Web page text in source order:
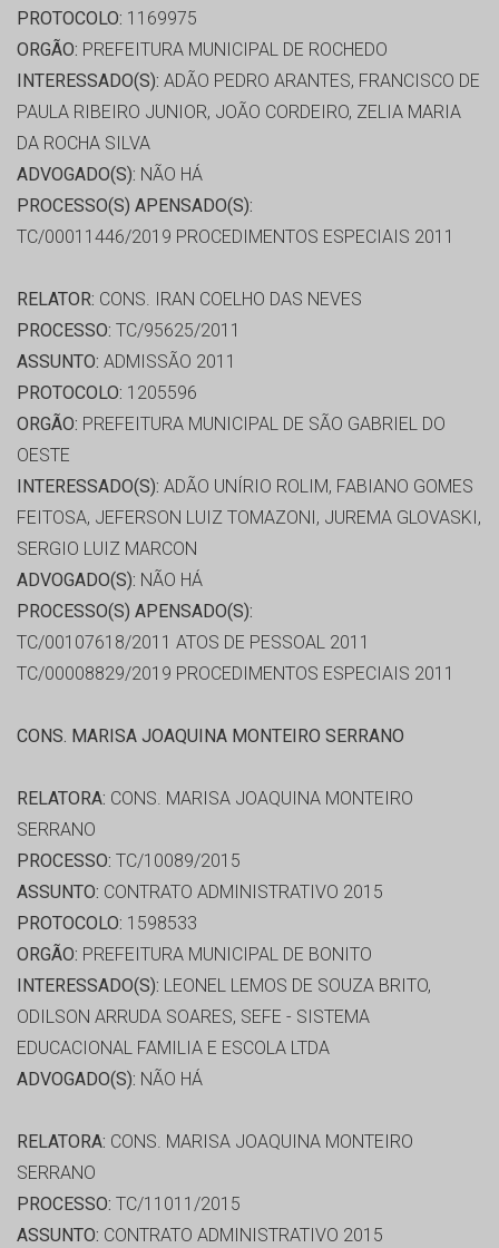
PROTOCOLO: 1169975
ORGÃO: PREFEITURA MUNICIPAL DE ROCHEDO
INTERESSADO(S): ADÃO PEDRO ARANTES, FRANCISCO DE
PAULA RIBEIRO JUNIOR, JOÃO CORDEIRO, ZELIA MARIA
DA ROCHA SILVA
ADVOGADO(S): NÃO HÁ
PROCESSO(S) APENSADO(S):
TC/00011446/2019 PROCEDIMENTOS ESPECIAIS 2011
RELATOR: CONS. IRAN COELHO DAS NEVES
PROCESSO: TC/95625/2011
ASSUNTO: ADMISSÃO 2011
PROTOCOLO: 1205596
ORGÃO: PREFEITURA MUNICIPAL DE SÃO GABRIEL DO
OESTE
INTERESSADO(S): ADÃO UNÍRIO ROLIM, FABIANO GOMES
FEITOSA, JEFERSON LUIZ TOMAZONI, JUREMA GLOVASKI,
SERGIO LUIZ MARCON
ADVOGADO(S): NÃO HÁ
PROCESSO(S) APENSADO(S):
TC/00107618/2011 ATOS DE PESSOAL 2011
TC/00008829/2019 PROCEDIMENTOS ESPECIAIS 2011
CONS. MARISA JOAQUINA MONTEIRO SERRANO
RELATORA: CONS. MARISA JOAQUINA MONTEIRO
SERRANO
PROCESSO: TC/10089/2015
ASSUNTO: CONTRATO ADMINISTRATIVO 2015
PROTOCOLO: 1598533
ORGÃO: PREFEITURA MUNICIPAL DE BONITO
INTERESSADO(S): LEONEL LEMOS DE SOUZA BRITO,
ODILSON ARRUDA SOARES, SEFE - SISTEMA
EDUCACIONAL FAMILIA E ESCOLA LTDA
ADVOGADO(S): NÃO HÁ
RELATORA: CONS. MARISA JOAQUINA MONTEIRO
SERRANO
PROCESSO: TC/11011/2015
ASSUNTO: CONTRATO ADMINISTRATIVO 2015